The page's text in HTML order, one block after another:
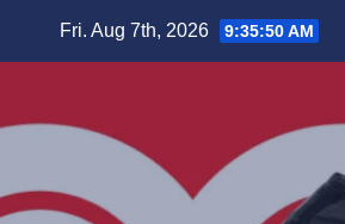
Fri. Aug 7th, 2026 9:35:52 AM